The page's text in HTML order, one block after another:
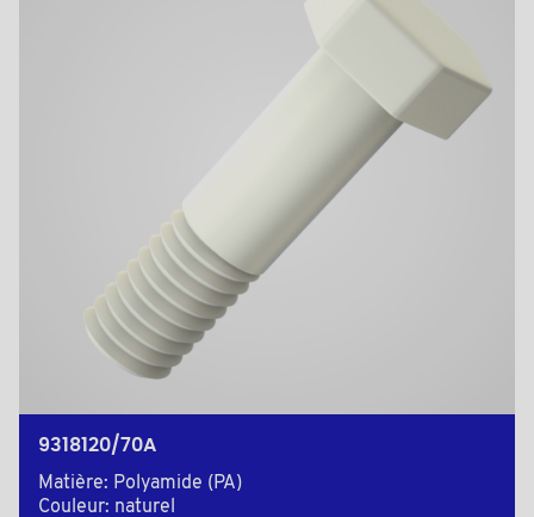
9318120/70A
Matière: Polyamide (PA)
Couleur: naturel